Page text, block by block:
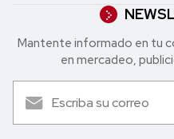
Mantente informado en tu
en mercadeo,